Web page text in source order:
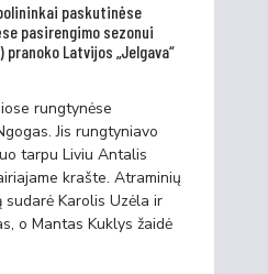
paskutinėse
pasirengimo sezonui
Latvijos „Jelgava“
rungtynėse
Jis rungtyniavo
tarpu Liviu Antalis
krašte. Atraminių
Karolis Uzėla ir
o Mantas Kuklys žaidė